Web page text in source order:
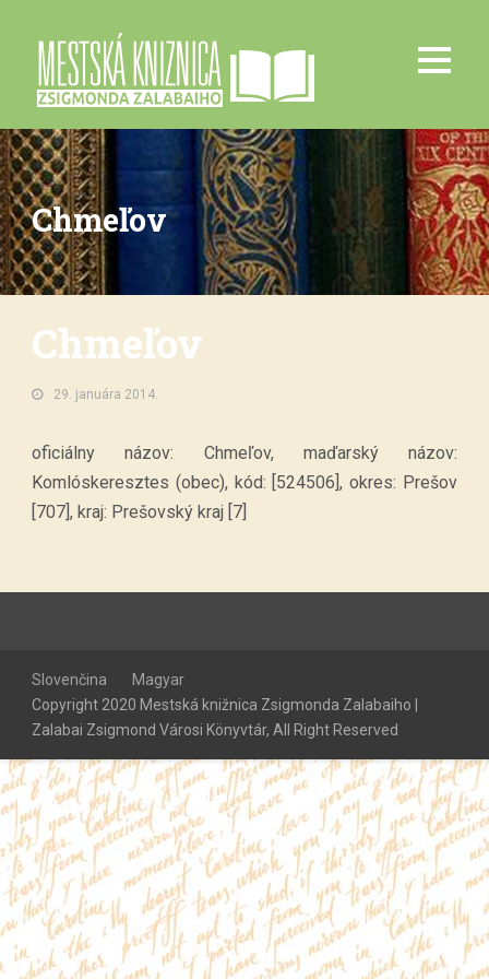
Chmeľov
Chmeľov
29. januára 2014.
oficiálny názov: Chmeľov, maďarský názov:
Komlóskeresztes (obec), kód: [524506], okres: Prešov
[707], kraj: Prešovský kraj [7]
Slovenčina
Magyar
Copyright 2020 Mestská knižnica Zsigmonda Zalabaiho |
Zalabai Zsigmond Városi Könyvtár, All Right Reserved